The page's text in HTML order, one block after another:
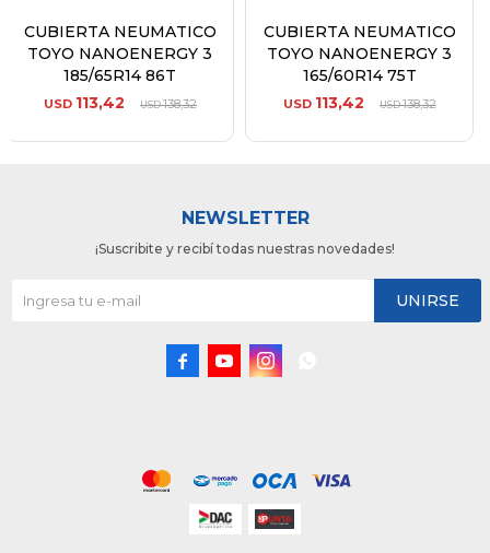
CUBIERTA NEUMATICO
TOYO NANOENERGY 3
185/65R14 86T
USD 113,42 USD138,32
CUBIERTA NEUMATICO
TOYO NANOENERGY 3
165/60R14 75T
USD 113,42 USD138,32
NEWSLETTER
¡Suscribite y recibí todas nuestras novedades!
UNIRSE
  